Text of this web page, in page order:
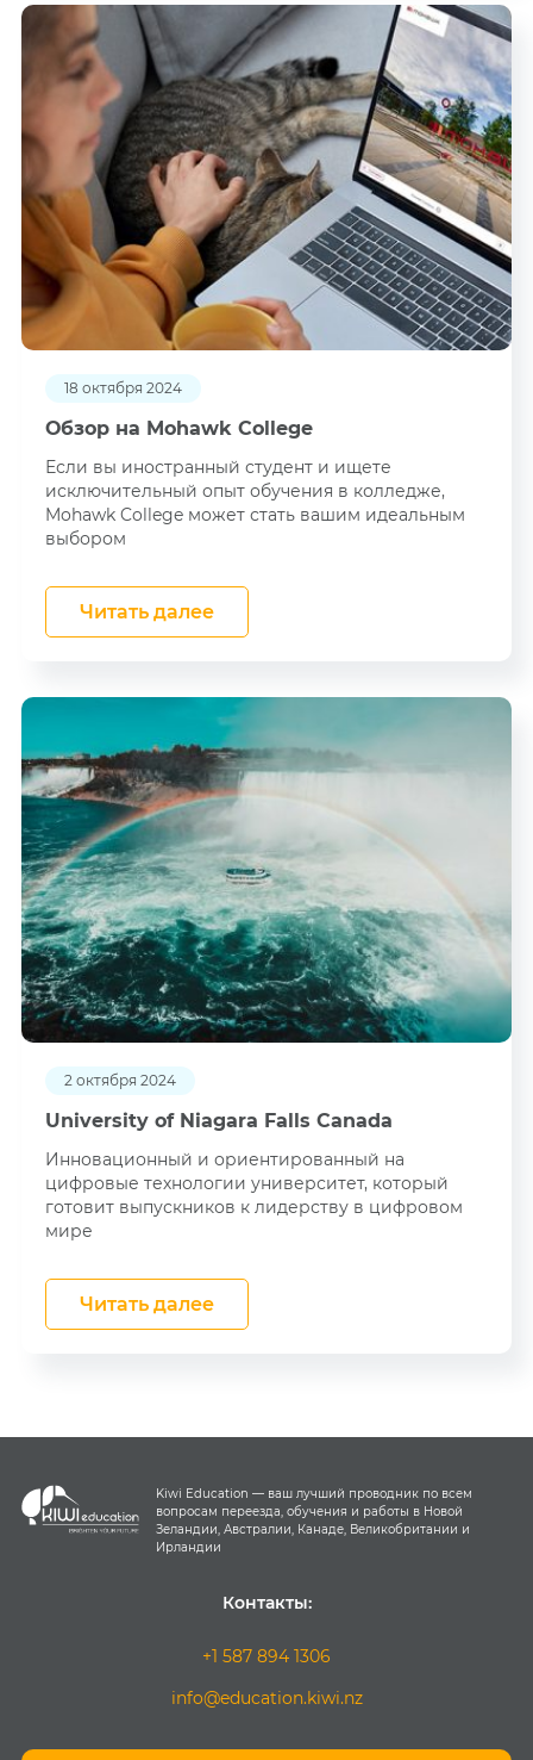
18 октября 2024
Обзор на Mohawk College
Если вы иностранный студент и ищете
исключительный опыт обучения в колледже,
Mohawk College может стать вашим идеальным
выбором
Читать далее
2 октября 2024
University of Niagara Falls Canada
Инновационный и ориентированный на
цифровые технологии университет, который
готовит выпускников к лидерству в цифровом
мире
Читать далее
Kiwi Education — ваш лучший проводник по всем
вопросам переезда, обучения и работы в Новой
Зеландии, Австралии, Канаде, Великобритании и
Ирландии
Контакты:
+1 587 894 1306
info@education.kiwi.nz